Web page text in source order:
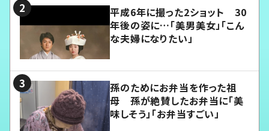
平成6年に撮った2ショット 30
年後の姿に…「美男美女」「こん
な夫婦になりたい」
孫のためにお弁当を作った祖
母 孫が絶賛したお弁当に「美
味しそう」「お弁当すごい」